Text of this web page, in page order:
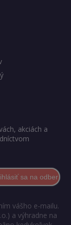
akciách a
sa na odber
vášho e-mailu.
a výhradne na